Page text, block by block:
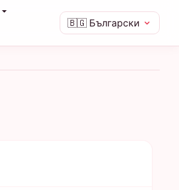
🇧🇬 Български